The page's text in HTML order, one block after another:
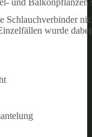
wurde